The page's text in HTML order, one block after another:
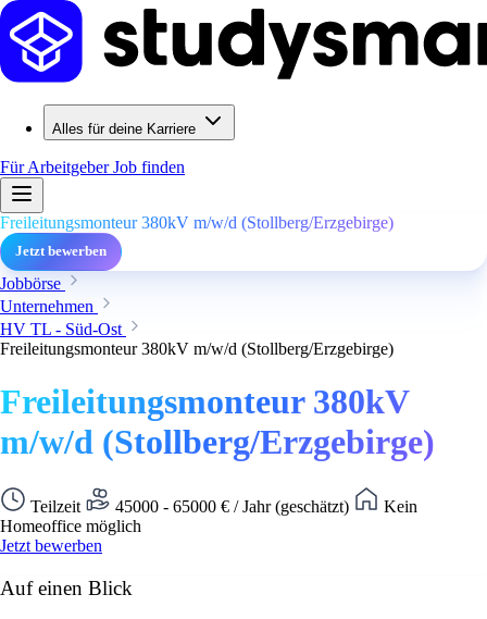
Alles für deine Karriere
Für ArbeitgeberJob finden
Freileitungsmonteur 380kV m/w/d (Stollberg/Erzgebirge)
Jetzt bewerben
Jobbörse
Unternehmen
HV TL - Süd-Ost
Freileitungsmonteur 380kV m/w/d (Stollberg/Erzgebirge)
Freileitungsmonteur 380kV
m/w/d (Stollberg/Erzgebirge)
Teilzeit 45000 - 65000 € / Jahr (geschätzt)
Kein
Homeoffice möglich
Jetzt bewerben
Auf einen Blick